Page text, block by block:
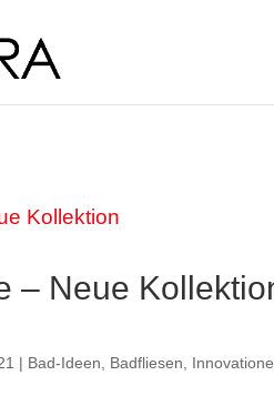
– Neue
| Bad-Ideen Badfliesen